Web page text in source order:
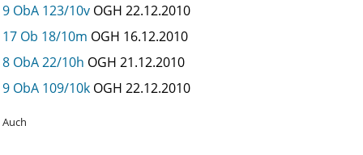
9 ObA 123/10v OGH 22.12.2010
17 Ob 18/10m OGH 16.12.2010
8 ObA 22/10h OGH 21.12.2010
9 ObA 109/10k OGH 22.12.2010
Auch